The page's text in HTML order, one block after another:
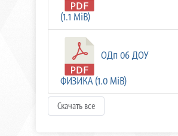
(1.1 MiB)
ОДп 06 ДОУ
ФИЗИКА (1.0 MiB)
Скачать все